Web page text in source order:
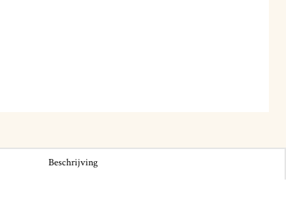
Beschrijving